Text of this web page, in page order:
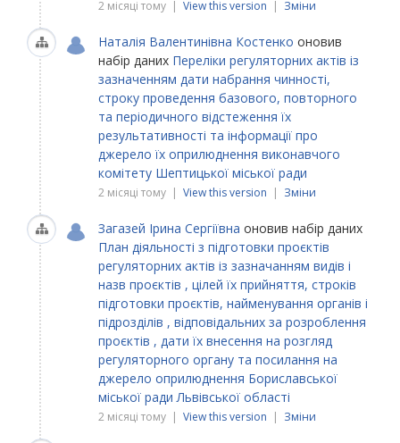
2 місяці тому | View this version | Зміни
Наталія Валентинівна Костенко оновив
набір даних Переліки регуляторних актів із
зазначенням дати набрання чинності,
строку проведення базового, повторного
та періодичного відстеження їх
результативності та інформації про
джерело їх оприлюднення виконавчого
комітету Шептицької міської ради
2 місяці тому | View this version | Зміни
Загазей Ірина Сергіївна оновив набір даних
План діяльності з підготовки проєктів
регуляторних актів із зазначанням видів і
назв проєктів , цілей їх прийняття, строків
підготовки проєктів, найменування органів і
підрозділів , відповідальних за розроблення
проєктів , дати їх внесення на розгляд
регуляторного органу та посилання на
джерело оприлюднення Бориславської
міської ради Львівської області
2 місяці тому | View this version | Зміни